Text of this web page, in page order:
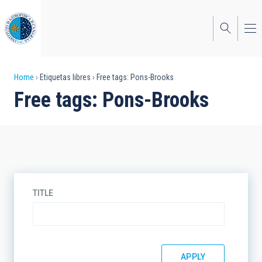
to
main
content
Breadcrumb
Home Etiquetas libres Free tags: Pons-Brooks
Free tags: Pons-Brooks
TITLE